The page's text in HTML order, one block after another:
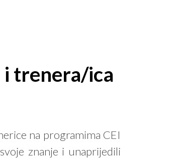
i trenera/ica
na programima CEI
znanje i unaprijedili